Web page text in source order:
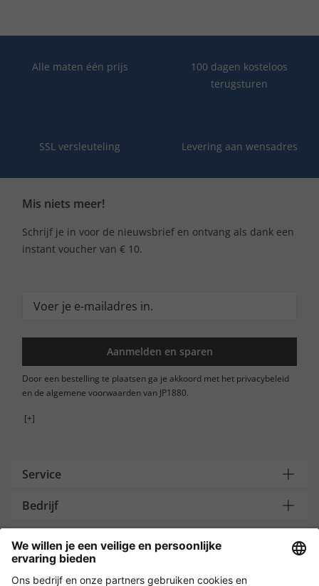
Alle maten één prijs
100 dagen kosteloos
terugsturen
SSL versleuteling Levering aan wensadres
Mis niets meer!
Schrijf je in voor de nieuwsbrief en ontvang als dank een
instant voucher van € 10.
Aanmelden en sparen
Door een bestelling te plaatsen ga je akkoord met het privacybeleid
en de algemene voorwaarden van JP1880.
[+]
Service
Bedrijf
Payment and Delivery